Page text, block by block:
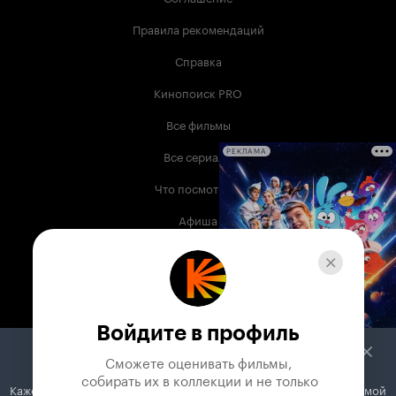
Правила рекомендаций
Справка
Кинопоиск PRO
Все фильмы
Все сериалы
Что посмотреть
Афиша
Музыка
Телепрограмма
Служба поддержки
РЕКЛАМА
Войдите в профиль
Сможете оценивать фильмы,
собирать их в коллекции и не только
Кажется, вы используете блокировщик рекламы. Вместе с рекламой